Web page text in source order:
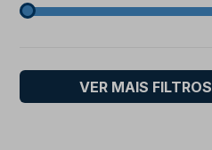
VER MAIS FILTROS